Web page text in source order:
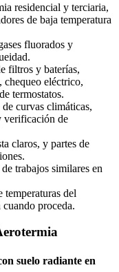
residencial y terciaria,
de baja temperatura
fluorados y
filtros y baterías,
chequeo eléctrico,
termostatos.
curvas climáticas,
verificación de
claros, y partes de
trabajos similares en
temperaturas del
proceda.
suelo radiante en